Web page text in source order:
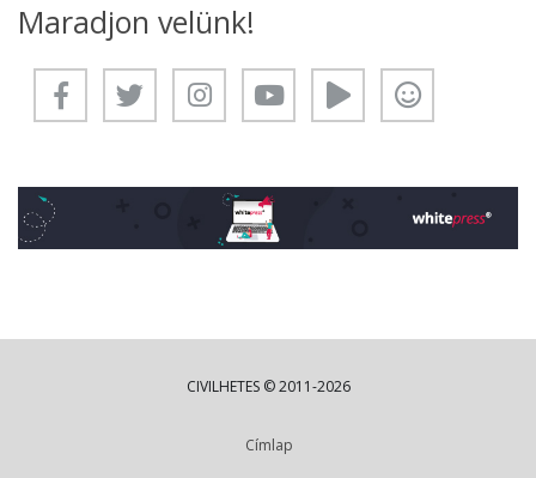
Maradjon velünk!
CIVILHETES © 2011-2026
Címlap